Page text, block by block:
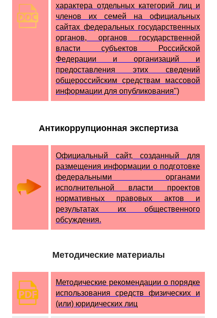
характера отдельных категорий лиц и
членов их семей на официальных
сайтах федеральных государственных
органов, органов государственной
власти субъектов Российской
Федерации и организаций и
предоставления этих сведений
общероссийским средствам массовой
информации для опубликования")
Антикоррупционная экспертиза
Официальный сайт, созданный для
размещения информации о подготовке
федеральными органами
исполнительной власти проектов
нормативных правовых актов и
результатах их общественного
обсуждения.
Методические материалы
Методические рекомендации о порядке
использования средств физических и
(или) юридических лиц